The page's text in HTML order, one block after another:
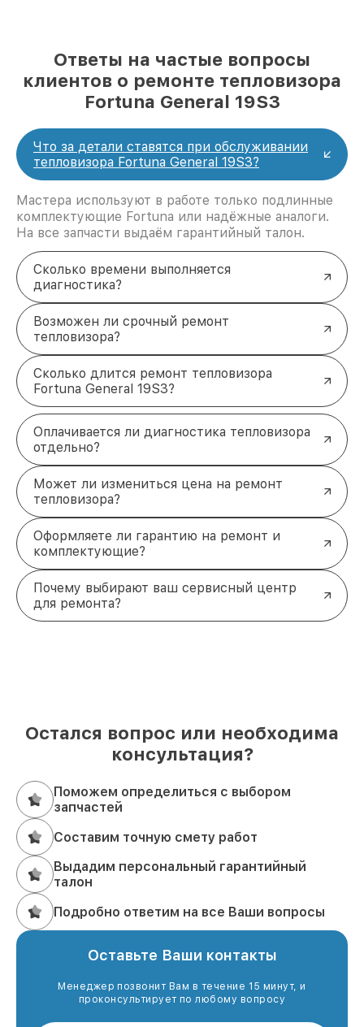
Ответы на частые вопросы
клиентов о ремонте тепловизора
Fortuna General 19S3
Что за детали ставятся при обслуживании
тепловизора Fortuna General 19S3?
Мастера используют в работе только подлинные
комплектующие Fortuna или надёжные аналоги.
На все запчасти выдаём гарантийный талон.
Сколько времени выполняется
диагностика?
Возможен ли срочный ремонт
тепловизора?
Сколько длится ремонт тепловизора
Fortuna General 19S3?
Оплачивается ли диагностика тепловизора
отдельно?
Может ли измениться цена на ремонт
тепловизора?
Оформляете ли гарантию на ремонт и
комплектующие?
Почему выбирают ваш сервисный центр
для ремонта?
Остался вопрос или необходима
консультация?
Поможем определиться с выбором
запчастей
Составим точную смету работ
Выдадим персональный гарантийный
талон
Подробно ответим на все Ваши вопросы
Оставьте Ваши контакты
Менеджер позвонит Вам в течение 15 минут, и
проконсультирует по любому вопросу